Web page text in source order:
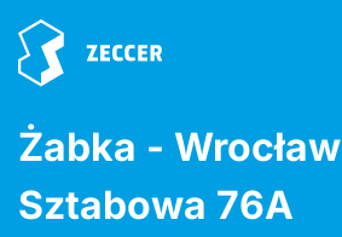
Żabka - Wrocław
Sztabowa 76A